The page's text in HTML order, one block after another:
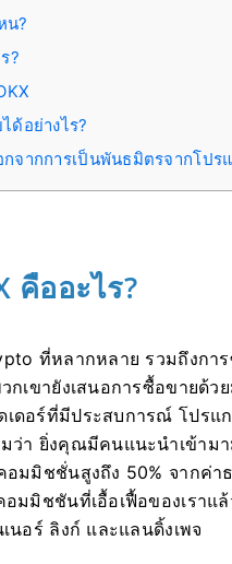
น?
?
ด้อย่างไร?
จากการเป็นพันธมิตรจากโปร
คืออะไร?
ที่หลากหลาย รวมถึงกา
กเขายังเสนอการซื้อขายด้ว
เดอร์ที่มีประสบการณ์โปรแ
ว่า ยิ่งคุณมีคนแนะนำเข้าม
มมิชชั่นสูงถึง 50% จากค่า
มมิชชันที่เอื้อเฟื้อของเราแ
นอร์ ลิงก์ และแลนดิ้งเพจ